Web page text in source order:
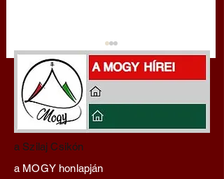
Darai Lajos:
Naplóbölcsességeim
(2024)
a Szilaj Csikón
a MOGY honlapján